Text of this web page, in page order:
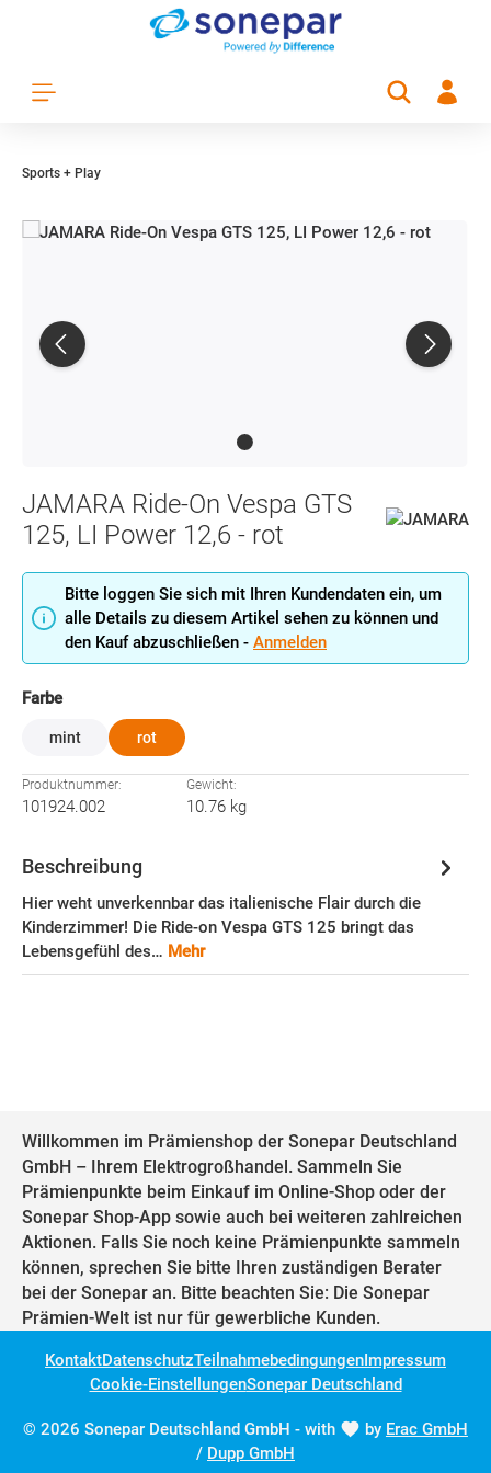
Zum Hauptinhalt springen
Sports + Play
JAMARA Ride-On Vespa GTS
125, LI Power 12,6 - rot
Bitte loggen Sie sich mit Ihren Kundendaten ein, um
alle Details zu diesem Artikel sehen zu können und
den Kauf abzuschließen - Anmelden
Farbeauswählen
mint rot
Produktnummer:
101924.002
Gewicht:
10.76 kg
Beschreibung
Hier weht unverkennbar das italienische Flair durch die
Kinderzimmer! Die Ride-on Vespa GTS 125 bringt das
Lebensgefühl des… Mehr
Willkommen im Prämienshop der Sonepar Deutschland
GmbH – Ihrem Elektrogroßhandel. Sammeln Sie
Prämienpunkte beim Einkauf im Online-Shop oder der
Sonepar Shop-App sowie auch bei weiteren zahlreichen
Aktionen. Falls Sie noch keine Prämienpunkte sammeln
können, sprechen Sie bitte Ihren zuständigen Berater
bei der Sonepar an. Bitte beachten Sie: Die Sonepar
Prämien-Welt ist nur für gewerbliche Kunden.
© 2026 Sonepar Deutschland GmbH - with by Erac GmbH
/ Dupp GmbH
KontaktDatenschutzTeilnahmebedingungenImpressum
Cookie-EinstellungenSonepar Deutschland